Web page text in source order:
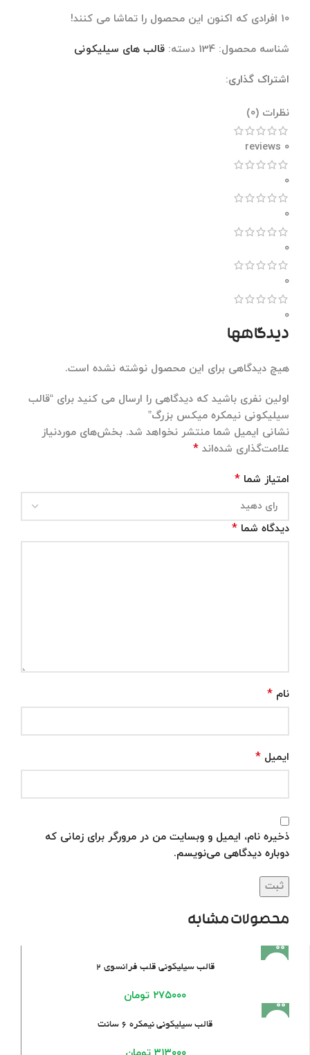
10 افرادی که اکنون این محصول را تماشا می کنند!
شناسه محصول: 134 دسته: قالب های سیلیکونی
اشتراک گذاری:
نظرات (0)
0 reviews
0
0
0
0
0
دیدگاهها
هیچ دیدگاهی برای این محصول نوشته نشده است.
اولین نفری باشید که دیدگاهی را ارسال می کنید برای “قالب
سیلیکونی نیمکره میکس بزرگ”
نشانی ایمیل شما منتشر نخواهد شد. بخش‌های موردنیاز
علامت‌گذاری شده‌اند *
امتیاز شما *
دیدگاه شما *
نام *
ایمیل *
ذخیره نام، ایمیل و وبسایت من در مرورگر برای زمانی که
دوباره دیدگاهی می‌نویسم.
محصولات مشابه
قالب سیلیکونی قلب فرانسوی ۲
۲۷۵۰۰۰ تومان
قالب سیلیکونی نیمکره ۶ سانت